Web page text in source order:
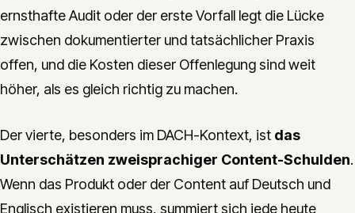
ernsthafte Audit oder der erste Vorfall legt die Lücke
zwischen dokumentierter und tatsächlicher Praxis
offen, und die Kosten dieser Offenlegung sind weit
höher, als es gleich richtig zu machen.
Der vierte, besonders im DACH-Kontext, ist das
Unterschätzen zweisprachiger Content-Schulden.
Wenn das Produkt oder der Content auf Deutsch und
Englisch existieren muss, summiert sich jede heute